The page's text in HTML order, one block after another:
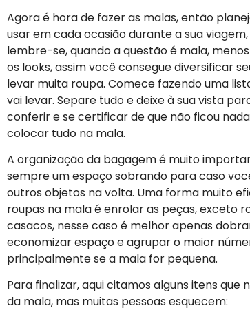
Agora é hora de fazer as malas, então
usar em cada ocasião durante a sua
lembre-se, quando a questão é mala,
os looks, assim você consegue diversificar
levar muita roupa. Comece fazendo uma
vai levar. Separe tudo e deixe à sua vista
conferir e se certificar de que não ficou
colocar tudo na mala.
A organização da bagagem é muito
sempre um espaço sobrando para caso
outros objetos na volta. Uma forma muito
roupas na mala é enrolar as peças, exceto
casacos, nesse caso é melhor apenas
economizar espaço e agrupar o maior
principalmente se a mala for pequena.
Para finalizar, aqui citamos alguns itens que
da mala, mas muitas pessoas esquecem: